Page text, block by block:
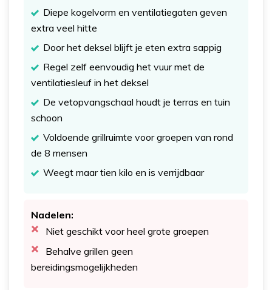
Diepe kogelvorm en ventilatiegaten geven
extra veel hitte
Door het deksel blijft je eten extra sappig
Regel zelf eenvoudig het vuur met de
ventilatiesleuf in het deksel
De vetopvangschaal houdt je terras en tuin
schoon
Voldoende grillruimte voor groepen van rond
de 8 mensen
Weegt maar tien kilo en is verrijdbaar
Nadelen:
Niet geschikt voor heel grote groepen
Behalve grillen geen
bereidingsmogelijkheden